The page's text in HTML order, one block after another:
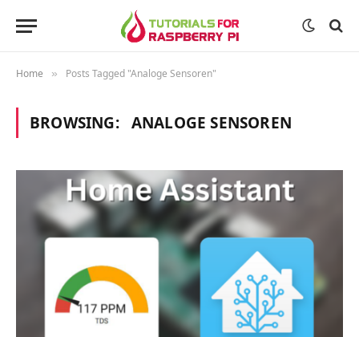
Home » Posts Tagged "Analoge Sensoren"
BROWSING: ANALOGE SENSOREN